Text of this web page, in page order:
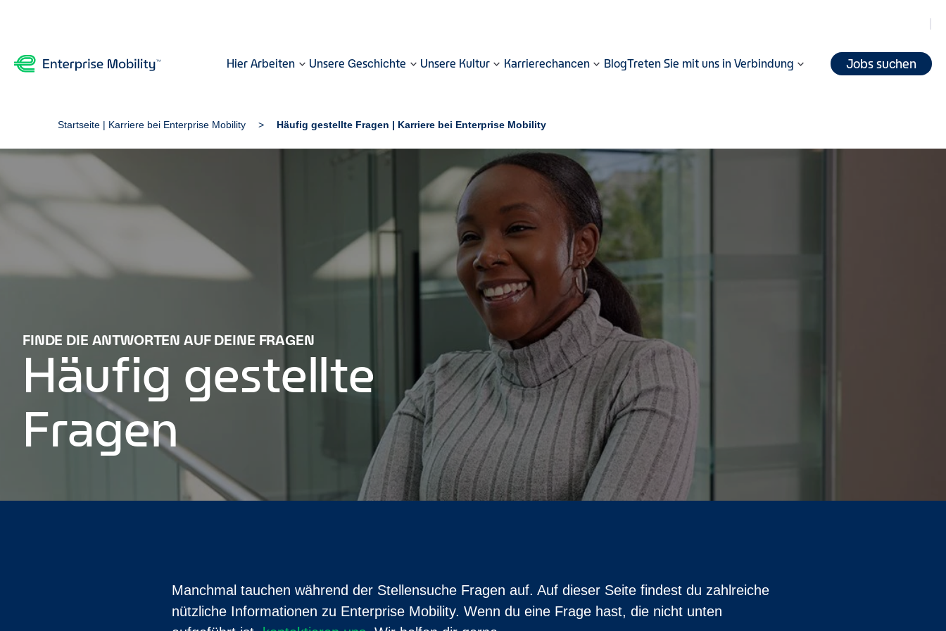
Hier Arbeiten Unsere Geschichte Unsere Kultur Karrierechancen BlogTreten Sie mit uns in Verbindung Jobs suchen
Startseite | Karriere bei Enterprise Mobility Häufig gestellte Fragen | Karriere bei Enterprise Mobility
FINDE DIE ANTWORTEN AUF DEINE FRAGEN
Häufig gestellte
Fragen
Manchmal tauchen während der Stellensuche Fragen auf. Auf dieser Seite findest du zahlreiche
nützliche Informationen zu Enterprise Mobility. Wenn du eine Frage hast, die nicht unten